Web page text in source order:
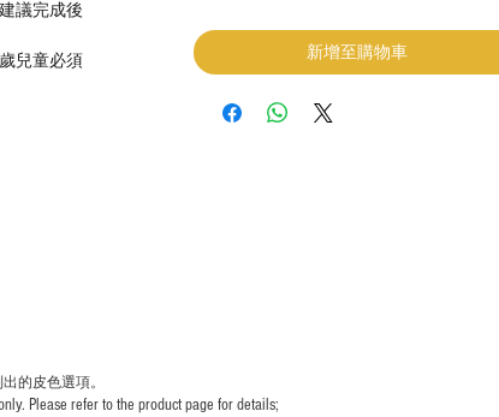
議完成後
兒童必須
新增至購物車
的皮色選項。
Please refer to the product page for details;